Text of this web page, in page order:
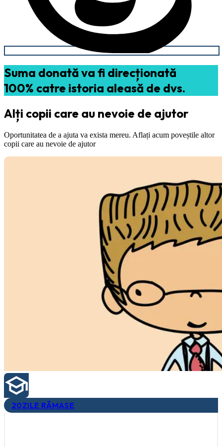
Suma donată va fi direcționată
100% catre istoria aleasă de dvs.
Alți copii care au nevoie de ajutor
Oportunitatea de a ajuta va exista mereu. Aflați acum poveștile altor
copii care au nevoie de ajutor
20ZILE RĂMASE